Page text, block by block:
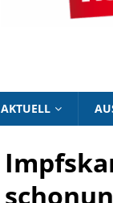
AKTUELL